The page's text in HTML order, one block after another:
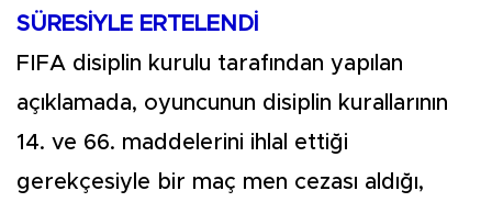
SÜRESİYLE ERTELENDİ
FIFA disiplin kurulu tarafından yapılan
açıklamada, oyuncunun disiplin kurallarının
14. ve 66. maddelerini ihlal ettiği
gerekçesiyle bir maç men cezası aldığı,